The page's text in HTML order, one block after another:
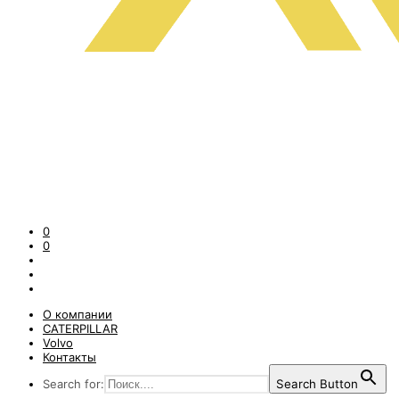
0
0
О компании
CATERPILLAR
Volvo
Контакты
Search for:
Search Button